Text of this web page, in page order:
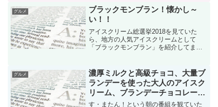
グルメ
ブラックモンブラン！懐かし～
い！！
アイスクリーム総選挙2018を見ていた
ら、地方の人気アイスクリームとして
「ブラックモンブラン」を紹介してまし
グルメ
濃厚ミルクと高級チョコ、大量ブ
ランデーを使った大人のアイスク
リーム、ブランデーチョコレート
アイス
す・またん！という朝の番組を観ていた